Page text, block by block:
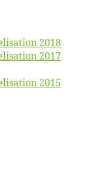
2018
2017
2015